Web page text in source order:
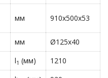
мм 910х500х53
мм
Ø125х40
l1 (мм)
1210